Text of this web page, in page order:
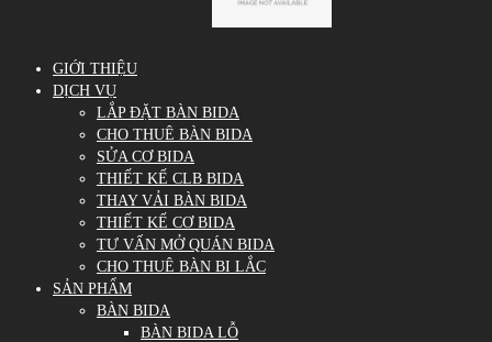
GIỚI THIỆU
DỊCH VỤ
LẮP ĐẶT BÀN BIDA
CHO THUÊ BÀN BIDA
SỬA CƠ BIDA
THIẾT KẾ CLB BIDA
THAY VẢI BÀN BIDA
THIẾT KẾ CƠ BIDA
TƯ VẤN MỞ QUÁN BIDA
CHO THUÊ BÀN BI LẮC
SẢN PHẨM
BÀN BIDA
BÀN BIDA LỖ